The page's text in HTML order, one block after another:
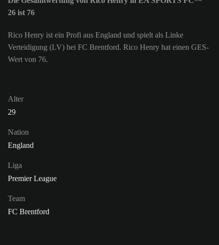
26 ist 76
Rico Henry ist ein Profi aus England und spielt als Linke
Verteidigung (LV) bei FC Brentford. Rico Henry hat einen GES-
Wert von 76.
Alter
29
Nation
England
Liga
Premier League
Team
FC Brentford